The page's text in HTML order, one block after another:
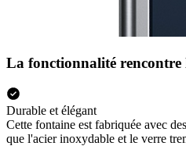
La fonctionnalité rencontre
Durable et élégant
Cette fontaine est fabriquée avec
que l'acier inoxydable et le verre